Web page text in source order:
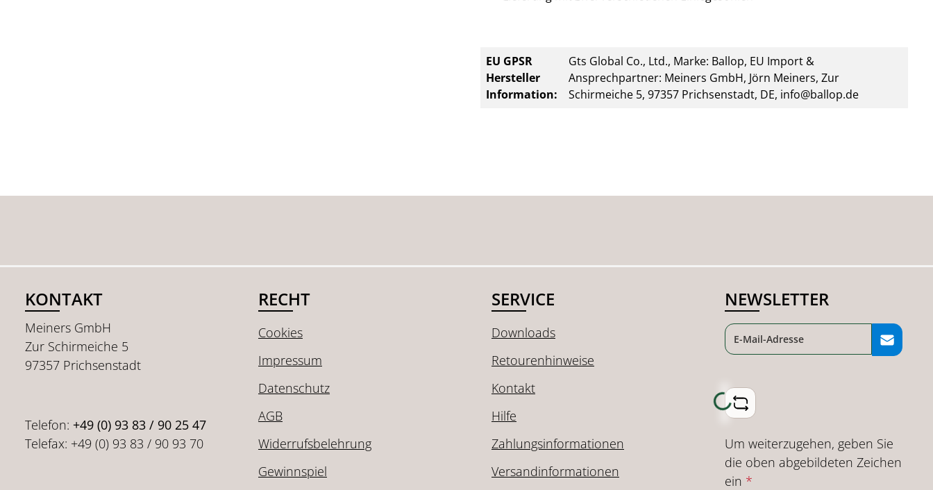
EU GPSR
Hersteller
Information:
Gts Global Co., Ltd., Marke: Ballop, EU Import &
Ansprechpartner: Meiners GmbH, Jörn Meiners, Zur
Schirmeiche 5, 97357 Prichsenstadt, DE, info@ballop.de
KONTAKT
Meiners GmbH
Zur Schirmeiche 5
97357 Prichsenstadt
Telefon: +49 (0) 93 83 / 90 25 47
Telefax: +49 (0) 93 83 / 90 93 70
RECHT
Cookies
Impressum
Datenschutz
AGB
Widerrufsbelehrung
Gewinnspiel
SERVICE
Downloads
Retourenhinweise
Kontakt
Hilfe
Zahlungsinformationen
Versandinformationen
NEWSLETTER
Loading...
Um weiterzugehen, geben Sie
die oben abgebildeten Zeichen
ein *